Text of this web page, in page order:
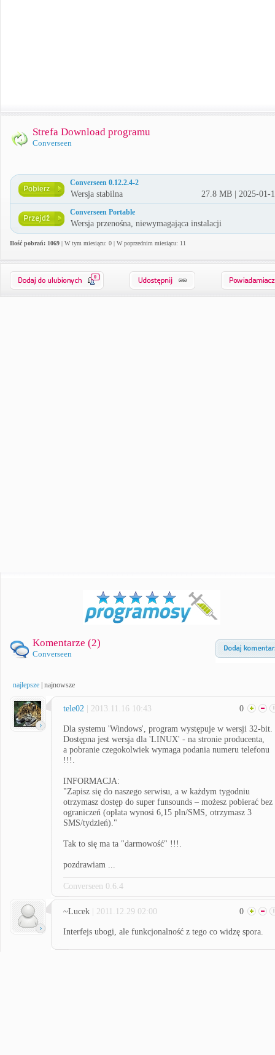
Strefa Download programu
Converseen
Converseen 0.12.2.4-2
Wersja stabilna 27.8 MB | 2025-01-
Converseen Portable
Wersja przenośna, niewymagająca instalacji
Ilość pobrań: 1069 | W tym miesiącu: 0 | W poprzednim miesiącu: 11
0
Komentarze (2)
Converseen
najlepsze najnowsze
tele02 | 2013.11.16 10:43 0
Dla systemu 'Windows', program występuje w wersji 32-bit.
Dostępna jest wersja dla 'LINUX' - na stronie producenta,
a pobranie czegokolwiek wymaga podania numeru telefonu
!!!.
INFORMACJA:
"Zapisz się do naszego serwisu, a w każdym tygodniu
otrzymasz dostęp do super funsounds – możesz pobierać bez
ograniczeń (opłata wynosi 6,15 pln/SMS, otrzymasz 3
SMS/tydzień)."
Tak to się ma ta "darmowość" !!!.
pozdrawiam ...
Converseen 0.6.4
~Lucek | 2011.12.29 02:00 0
Interfejs ubogi, ale funkcjonalność z tego co widzę spora.